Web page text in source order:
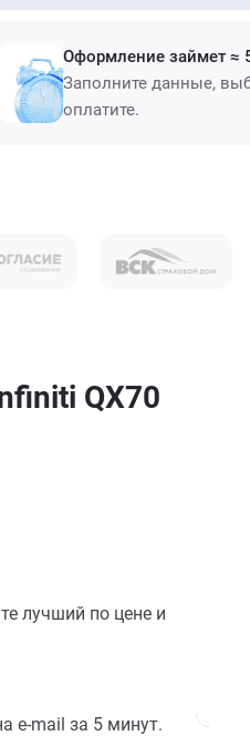
Оформление займет ≈
Заполните данные,
оплатите.
QX70
лучший по цене и
e-mail за 5 минут.